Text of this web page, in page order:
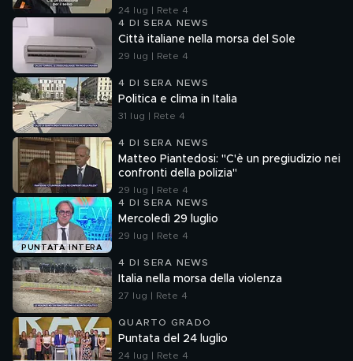
24 lug | Rete 4
4 DI SERA NEWS
Città italiane nella morsa del Sole
29 lug | Rete 4
4 DI SERA NEWS
Politica e clima in Italia
31 lug | Rete 4
4 DI SERA NEWS
Matteo Piantedosi: "C'è un pregiudizio nei
confronti della polizia"
29 lug | Rete 4
PUNTATA INTERA
4 DI SERA NEWS
Mercoledì 29 luglio
29 lug | Rete 4
4 DI SERA NEWS
Italia nella morsa della violenza
27 lug | Rete 4
QUARTO GRADO
Puntata del 24 luglio
24 lug | Rete 4